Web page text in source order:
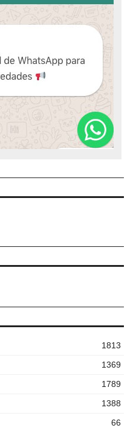
1813
1369
1789
1388
66